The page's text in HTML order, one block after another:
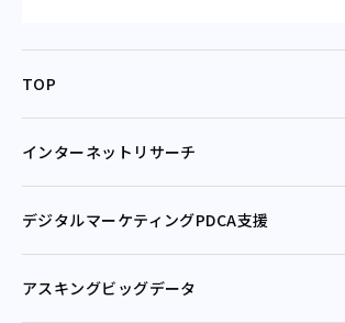
TOP
インターネットリサーチ
デジタルマーケティングPDCA支援
アスキングビッグデータ